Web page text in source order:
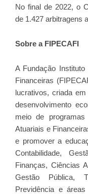
No final de 2022, o
de 1.427 arbitragens
Sobre a FIPECAFI
A Fundação
Financeiras
lucrativos, criada
desenvolvimento
meio de
Atuariais e
e promover a
Contabilidade,
Finanças, Ciências
Gestão Pública,
Previdência e